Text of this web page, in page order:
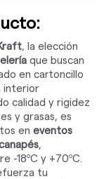
, la elección
que buscan
en cartoncillo
interior
calidad y rigidez
y grasas, es
eneventos
,
-18ºC y +70ºC.
tu